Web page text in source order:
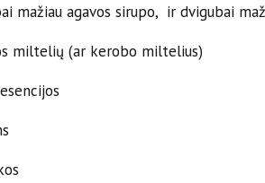
mažiau agavos sirupo, ir dvigubai
miltelių (ar kerobo miltelius)